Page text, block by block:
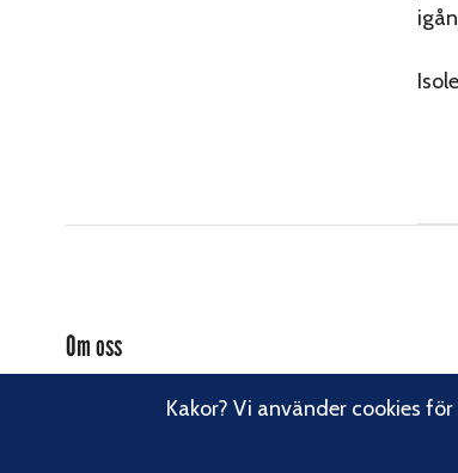
Om oss
Svenska Klätterförbundet består av ett 80-tal
Kakor? Vi använder cookies